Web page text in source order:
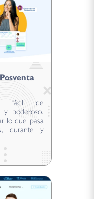
fácil de
y poderoso.
lo que pasa
durante y